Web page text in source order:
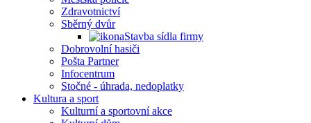
Zdravotnictví
Sběrný dvůr
Stavba sídla firmy
Dobrovolní hasiči
Pošta Partner
Infocentrum
Stočné - úhrada, nedoplatky
Kultura a sport
Kulturní a sportovní akce